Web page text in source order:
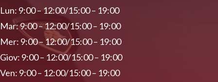
Lun: 9:00 – 12:00/15:00 – 19:00
Mar: 9:00 – 12:00/15:00 – 19:00
Mer: 9:00 – 12:00/15:00 – 19:00
Giov: 9:00 – 12:00/15:00 – 19:00
Ven: 9:00 – 12:00/15:00 – 19:00